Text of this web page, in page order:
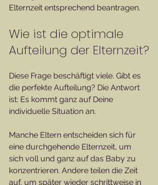
Elternzeit entsprechend beantragen.
Wie ist die optimale
Aufteilung der Elternzeit?
Diese Frage beschäftigt viele. Gibt es
die perfekte Aufteilung? Die Antwort
ist: Es kommt ganz auf Deine
individuelle Situation an.
Manche Eltern entscheiden sich für
eine durchgehende Elternzeit, um
sich voll und ganz auf das Baby zu
konzentrieren. Andere teilen die Zeit
auf, um später wieder schrittweise in